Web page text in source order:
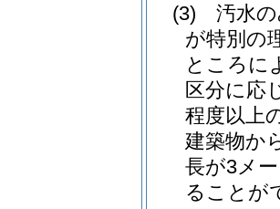
(3)
汚水
が特別の
ところに
区分に応
程度以上
建築物か
長が3メ
ることが